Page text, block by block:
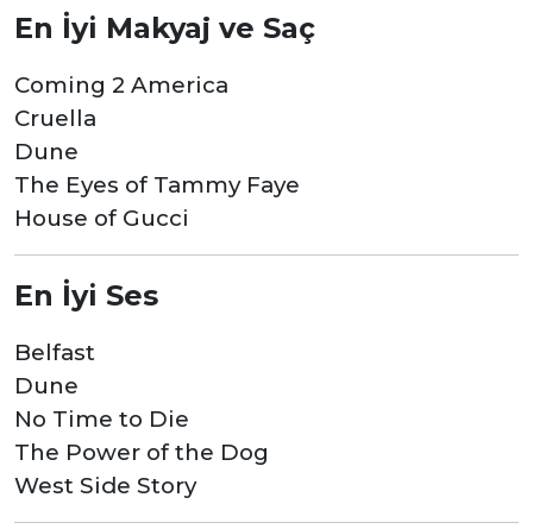
En İyi Makyaj ve Saç
Coming 2 America
Cruella
Dune
The Eyes of Tammy Faye
House of Gucci
En İyi Ses
Belfast
Dune
No Time to Die
The Power of the Dog
West Side Story